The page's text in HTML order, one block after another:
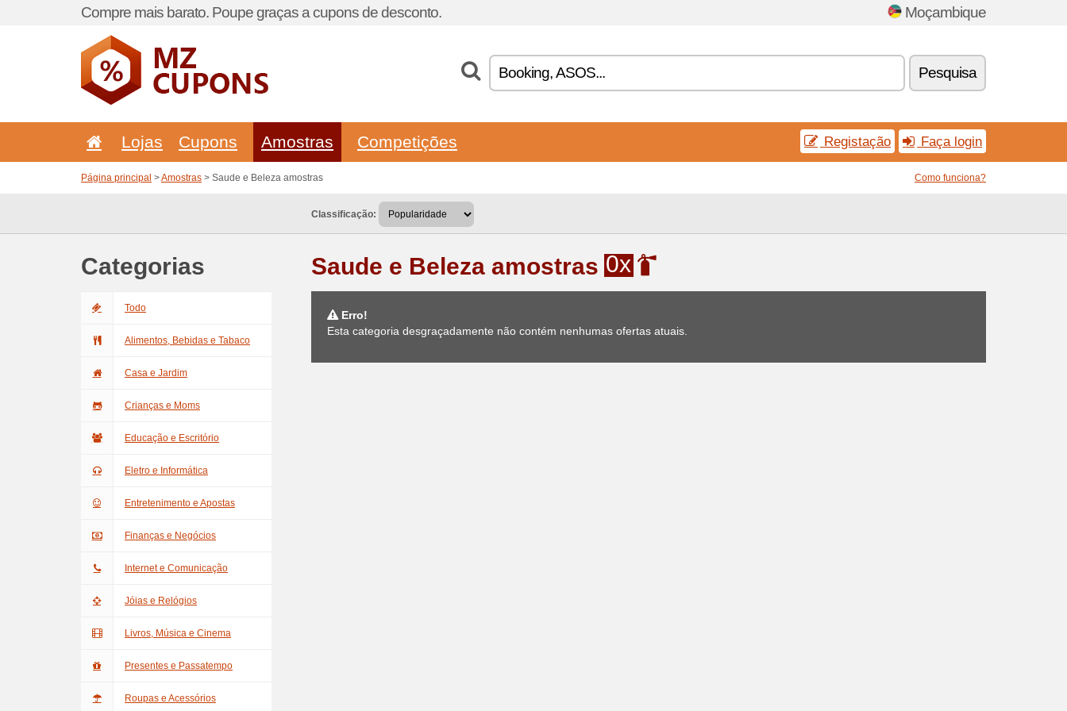
Compre mais barato. Poupe graças a cupons de desconto. Moçambique
Pesquisa
Lojas Cupons Amostras Competições Registação Faça login
Página principal >Amostras > Saude e Beleza amostras Como funciona?
Classificação:
Categorias
Todo
Alimentos, Bebidas e Tabaco
Casa e Jardim
Crianças e Moms
Educação e Escritório
Eletro e Informática
Entretenimento e Apostas
Finanças e Negócios
Internet e Comunicação
Jóias e Relógios
Livros, Música e Cinema
Presentes e Passatempo
Roupas e Acessórios
Saude e Beleza amostras 0x
Erro!
Esta categoria desgraçadamente não contém nenhumas ofertas atuais.